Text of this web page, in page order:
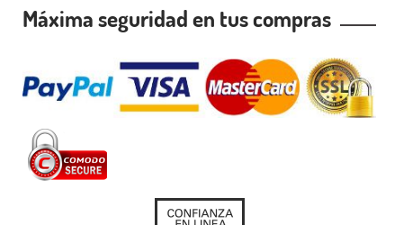
Máxima seguridad en tus compras